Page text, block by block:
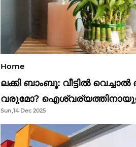
Home
ലക്കി ബാംബൂ: വീട്ടിൽ വെച്ചാൽ
വരുമോ?
ഫെങ് ഷൂയി വിശ്വാസങ്ങൾ
Sun,14 Dec 2025